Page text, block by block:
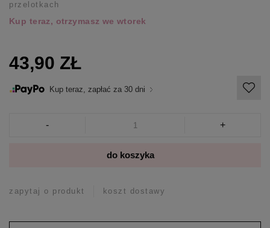
przelotkach
Kup teraz, otrzymasz we wtorek
43,90 ZŁ
Kup teraz, zapłać za 30 dni
- +
do koszyka
zapytaj o produkt koszt dostawy